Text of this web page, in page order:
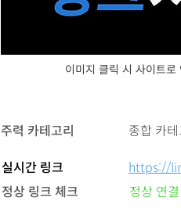
이미지 클릭 시 사이트로
​주력 카테고리
실시간 링크
정상 링크 체크
종합 카
https://
정상 연